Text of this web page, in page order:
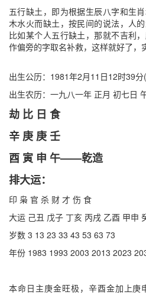
五行缺土，即为根据生辰八字和生
木水火而缺土，按民间的说法，人
比如某个人五行缺土，那就不吉利
作偏旁的字取名补救，这样就好了，
出生公历：1981年2月11日12时39分(
出生农历：一九八一年 正月 初七日 午
劫 比 日 食
辛 庚 庚 壬
酉 寅 申 午——乾造
排大运：
印 枭 官 杀 财 才 伤 食
大运 己丑 戊子 丁亥 丙戌 乙酉 甲申
岁数 3 13 23 33 43 53 63 73
年份 1983 1993 2003 2013 2023
本命日主庚金旺极，辛酉金加上庚